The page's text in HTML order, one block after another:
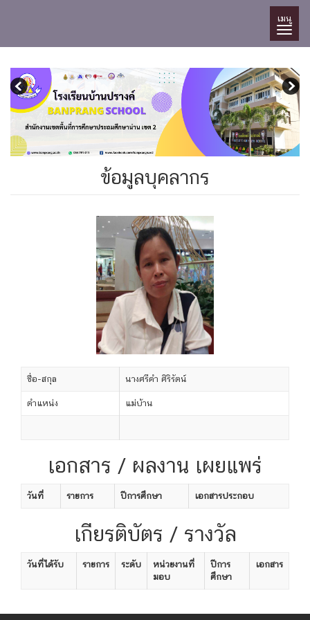
เมนู
ข้อมูลบุคลากร
ชื่อ-สกุล นางศรีคำ ศิริรัตน์
ตำแหน่ง แม่บ้าน
เอกสาร / ผลงาน เผยแพร่
วันที่ รายการ ปีการศึกษา เอกสารประกอบ
เกียรติบัตร / รางวัล
วันที่ได้รับ รายการ ระดับ
หน่วยงานที่
มอบ
ปีการ
ศึกษา
เอกสาร